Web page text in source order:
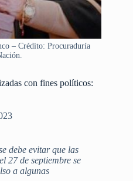
– Crédito: Procuraduría
con fines políticos:
debe evitar que las
27 de septiembre se
a algunas